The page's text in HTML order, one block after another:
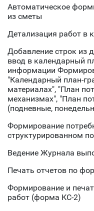
Автоматическое
из сметы
Детализация работ в
Добавление строк из
ввод в календарный
информации
"Календарный план-
материалах", "План
механизмах", "План
(подневные,
Формирование
структурированном
Ведение Журнала
Печать отчетов по
Формирование и
работ (форма КС-2)